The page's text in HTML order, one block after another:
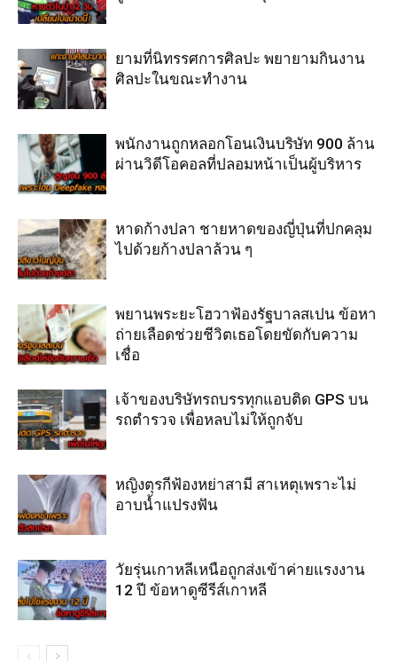
ยามที่นิทรรศการศิลปะ พยายามกินงาน
ศิลปะในขณะทำงาน
พนักงานถูกหลอกโอนเงินบริษัท 900 ล้าน
ผ่านวิดีโอคอลที่ปลอมหน้าเป็นผู้บริหาร
หาดก้างปลา ชายหาดของญี่ปุ่นที่ปกคลุม
ไปด้วยก้างปลาล้วน ๆ
พยานพระยะโฮวาฟ้องรัฐบาลสเปน ข้อหา
ถ่ายเลือดช่วยชีวิตเธอโดยขัดกับความ
เชื่อ
เจ้าของบริษัทรถบรรทุกแอบติด GPS บน
รถตำรวจ เพื่อหลบไม่ให้ถูกจับ
หญิงตุรกีฟ้องหย่าสามี สาเหตุเพราะไม่
อาบน้ำแปรงฟัน
วัยรุ่นเกาหลีเหนือถูกส่งเข้าค่ายแรงงาน
12 ปี ข้อหาดูซีรีส์เกาหลี